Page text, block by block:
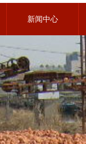
新闻中心